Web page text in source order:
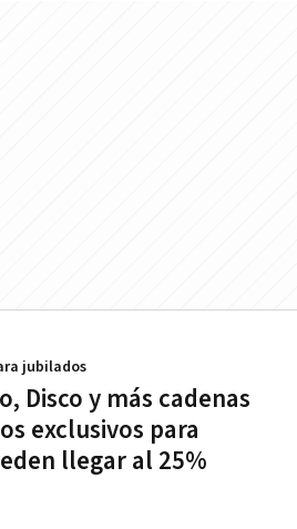
Disco y más cadenas
exclusivos para
llegar al 25%
jubilados